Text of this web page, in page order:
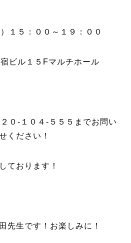
１５：００～１９：００
ビル１５Fマルチホール
０-１０４-５５５までお問い
ください！
ております！
先生です！お楽しみに！